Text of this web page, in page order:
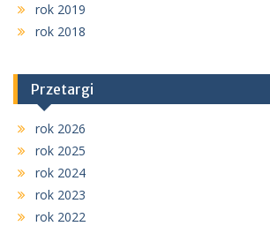
rok 2019
rok 2018
Przetargi
rok 2026
rok 2025
rok 2024
rok 2023
rok 2022